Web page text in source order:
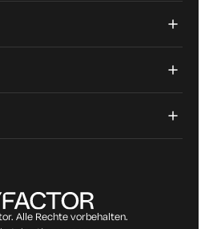
Alle Rechte vorbehalten.